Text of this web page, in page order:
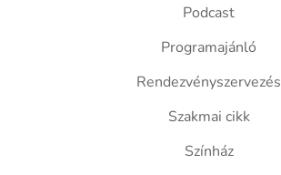
Podcast
Programajánló
Rendezvényszervezés
Szakmai cikk
Színház